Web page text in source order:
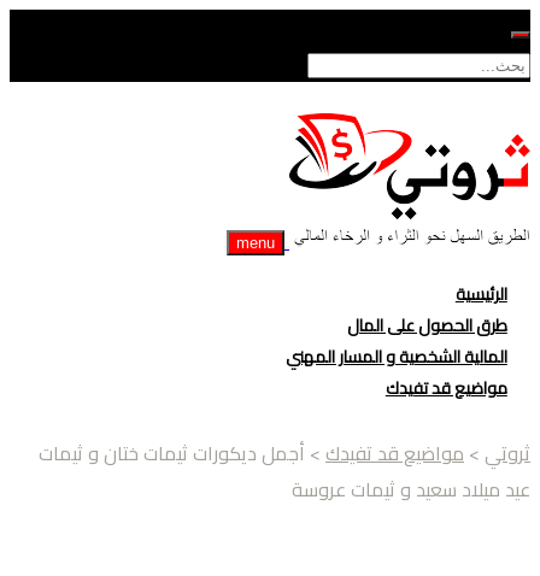
menu
الرئيسية
طرق الحصول على المال
المالية الشخصية و المسار المهني
مواضيع قد تفيدك
ثروتي >مواضيع قد تفيدك> أجمل ديكورات ثيمات ختان و ثيمات
عيد ميلاد سعيد و ثيمات عروسة